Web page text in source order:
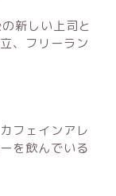
新しい上司と
、フリーラン
フェインアレ
を飲んでいる